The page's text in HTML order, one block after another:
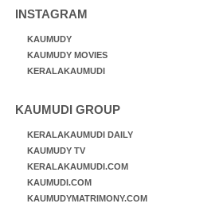
INSTAGRAM
KAUMUDY
KAUMUDY MOVIES
KERALAKAUMUDI
KAUMUDI GROUP
KERALAKAUMUDI DAILY
KAUMUDY TV
KERALAKAUMUDI.COM
KAUMUDI.COM
KAUMUDYMATRIMONY.COM